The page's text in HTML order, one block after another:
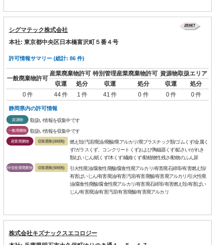
シグマテック株式会社
本社: 東京都中央区日本橋富沢町５番４号
許可情報サマリー (総計: 86 件)
一般廃棄物許可
産業廃棄物許可 特別管理産業廃棄物許可 資源物取扱エリア
収運
処分 収運 処分 収運
処分
0 件
44 件 1 件 41 件 0 件 0 件 0 件
静岡県内の許可情報
資源物 取扱い情報を収集中です
一般廃棄物 取扱い情報を収集中です
産業廃棄物 収集運搬(保積無)
燃え殻/汚泥/廃油/廃酸/廃アルカリ/廃プラスチック類/ゴムくず/金属く
ず/ガラスくず、コンクリートくずおよび陶磁器くず/鉱さい/がれき
類/ばいじん/紙くず/木くず/繊維くず/動植物性残さ/動物のふん尿
特管産業廃棄物 収集運搬(保積無)
引火性廃油/腐食性廃酸/腐食性廃アルカリ/有害廃石綿等/有害燃え殻/
有害ばいじん/有害廃油/有害汚泥/有害廃酸/有害廃アルカリ/引火性廃
油/腐食性廃酸/腐食性廃アルカリ/有害廃石綿等/有害燃え殻/有害ばい
じん/有害廃油/有害汚泥/有害廃酸/有害廃アルカリ
株式会社キズナックスエコロジー